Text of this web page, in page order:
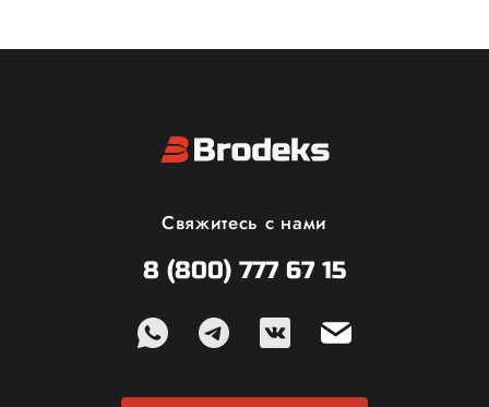
Свяжитесь с нами
8 (800) 777 67 15